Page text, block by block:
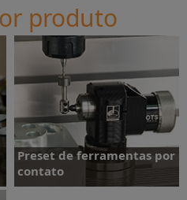
produto
Preset de ferramentas por
contato